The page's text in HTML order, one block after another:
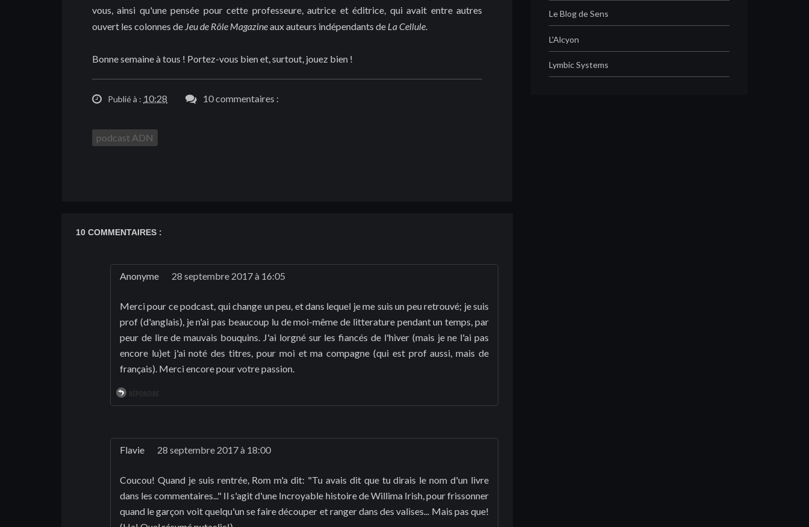
vous, ainsi qu'une pensée pour cette professeure, autrice et éditrice, qui avait entre autres
ouvert les colonnes de Jeu de Rôle Magazineaux auteurs indépendants de La Cellule
Bonne semaine à tous ! Portez-vous bien et, surtout, jouez bien !
Publié à : 10:28 10 commentaires :
podcast ADN
10 COMMENTAIRES :
Anonyme 28 septembre 2017 à 16:05
Merci pour ce podcast, qui change un peu, et dans lequel je me suis un peu retrouvé; je suis
prof (d'anglais), je n'ai pas beaucoup lu de moi-même de litterature pendant un temps, par
peur de lire de mauvais bouquins. J'ai lorgné sur les fiancés de l'hiver (mais je ne l'ai pas
encore lu)et j'ai noté des titres, pour moi et ma compagne (qui est prof aussi, mais de
français). Merci encore pour votre passion.
Flavie 28 septembre 2017 à 18:00
Coucou! Quand je suis rentrée, Rom m'a dit: "Tu avais dit que tu dirais le nom d'un livre
dans les commentaires..." Il s'agit d'une Incroyable histoire de Willima Irish, pour frissonner
quand le garçon voit quelqu'un se faire découper et ranger dans des valises... Mais pas que!
Le Blog de Sens
L'Alcyon
Lymbic Systems